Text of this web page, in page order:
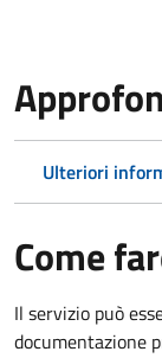
Ulteriori
Come
Il servizio può
documentazione